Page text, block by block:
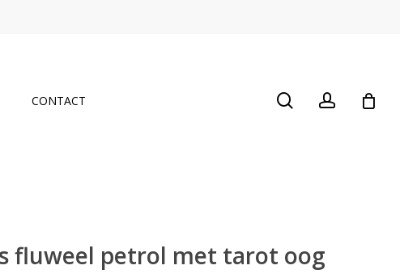
CONTACT searchaccount
fluweel petrol met tarot oog